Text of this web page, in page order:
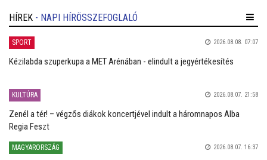
HÍREK - NAPI HÍRÖSSZEFOGLALÓ
SPORT 2026.08.08. 07:07
Kézilabda szuperkupa a MET Arénában - elindult a jegyértékesítés
KULTÚRA 2026.08.07. 21:58
Zenél a tér! – végzős diákok koncertjével indult a háromnapos Alba
Regia Feszt
MAGYARORSZÁG 2026.08.07. 16:37